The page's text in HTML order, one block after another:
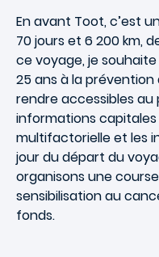
En avant Toot, c’est
70 jours et 6 200 km,
ce voyage, je souhaite
25 ans à la
rendre accessibles
informations
multifactorielle et les
jour du départ du
organisons une
sensibilisation au
fonds.